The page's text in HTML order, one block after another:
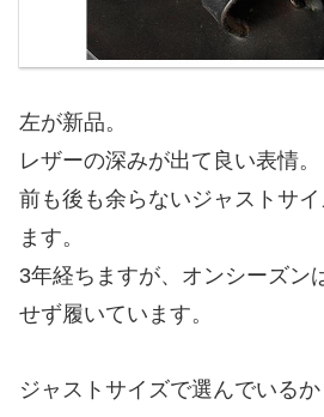
左が新品。
レザーの深みが出て良い表情。
前も後も余らないジャストサ
ます。
3年経ちますが、オンシーズン
せず履いています。
ジャストサイズで選んでいる